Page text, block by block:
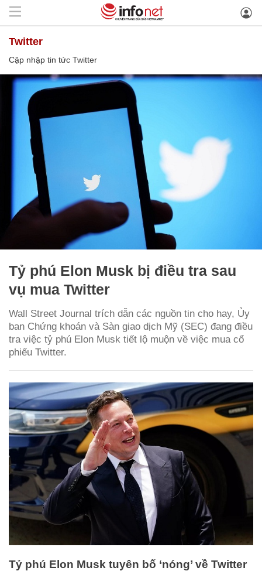
Twitter
Cập nhập tin tức Twitter
Tỷ phú Elon Musk bị điều tra sau
vụ mua Twitter
Wall Street Journal trích dẫn các nguồn tin cho hay, Ủy
ban Chứng khoán và Sàn giao dịch Mỹ (SEC) đang điều
tra việc tỷ phú Elon Musk tiết lộ muộn về việc mua cổ
phiếu Twitter.
Tỷ phú Elon Musk tuyên bố ‘nóng’ về Twitter